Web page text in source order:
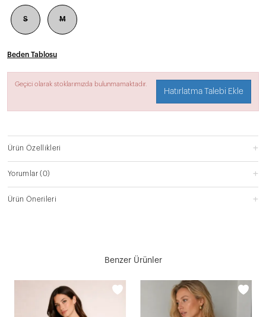
S M
Beden Tablosu
Geçici olarak stoklarımızda bulunmamaktadır.
Hatırlatma Talebi Ekle
Ürün Özellikleri
Yorumlar(0)
Ürün Önerileri
Benzer Ürünler